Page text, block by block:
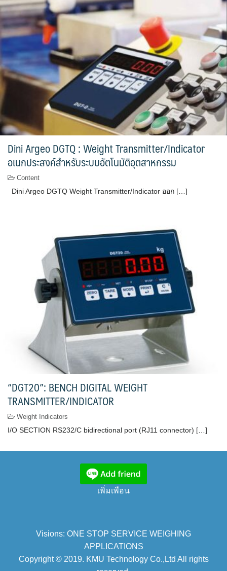
Dini Argeo DGTQ : Weight Transmitter/Indicator
อเนกประสงค์สำหรับระบบอัตโนมัติอุตสาหกรรม
Content
Dini Argeo DGTQ Weight Transmitter/Indicator ออก […]
“DGT20”: BENCH DIGITAL WEIGHT
TRANSMITTER/INDICATOR
Weight Indicators
I/O SECTION RS232/C bidirectional port (RJ11 connector) […]
เพิ่มเพือน
Visions: ONE STOP SERVICE WEIGHING
APPLICATIONS
Copyright © 2019. KMU Technology Co.,Ltd All rights